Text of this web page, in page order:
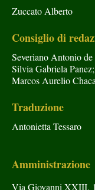
Zuccato Alberto
Consiglio di
Severiano Antonio
Silvia Gabriela Panez;
Marcos Aurelio
Traduzione
Antonietta Tessaro
Amministrazione
Via Giovanni XXIII,